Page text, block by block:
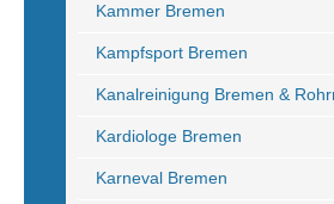
Kammer Bremen
Kampfsport Bremen
Kanalreinigung Bremen &
Kardiologe Bremen
Karneval Bremen